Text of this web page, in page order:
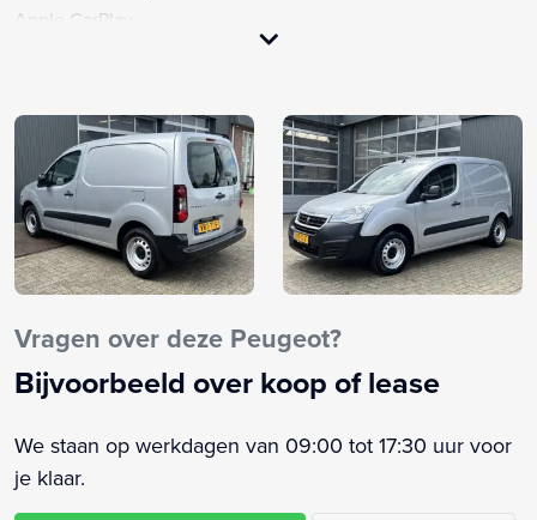
Apple CarPlay
Audio installatie
Autotelefoonvoorbereiding met bluetooth
Bestuurdersstoel in hoogte verstelbaar
Bluetooth telefoonvoorbereiding
Boordcomputer
Buitenspiegels elektrisch verstelbaar
Carkit
Centrale deurvergrendeling
Comfort-pakket
Cruise control
Vragen over deze Peugeot?
Bijvoorbeeld over koop of lease
We staan op werkdagen van 09:00 tot 17:30 uur voor
je klaar.